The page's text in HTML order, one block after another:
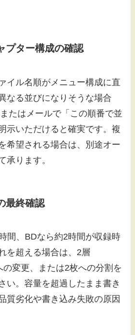
プター構成の確認
イル名順がメニュー構成に直
なる並びになりそうな場合
たはメールで「この順番で並
示いただけると確実です。複
希望される場合は、別途オー
承ります。
最終確認
間、BDなら約2時間が収録時
を超える場合は、2層
の変更、または2枚への分割を
い。容量を超過したまま書き
質劣化や書き込み失敗の原因